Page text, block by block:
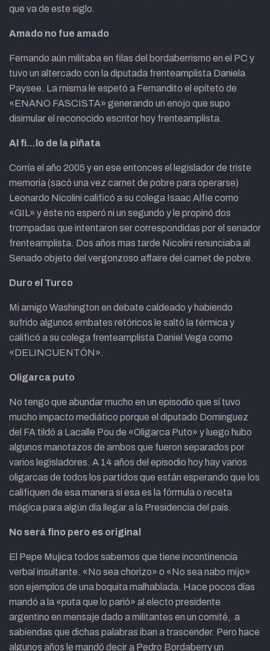
que va de este siglo.
Amado no fue amado
Fernando aún militaba en filas del bordaberrismo en el PC y
tuvo un altercado con la diputada frenteamplista Daniela
Paysee. La misma le espetó a Fernandito el epíteto de
«ENANO FASCISTA» generando un enojo que supo
disimular el reconocido escritor hoy frenteamplista.
Al fi…lo de la piñata
Corría el año 2005 y en ese entonces el legislador de triste
memoria (sacó una vez carnet de pobre para operarse)
Leonardo Nicolini calificó a su colega Isaac Alfie como
«GIL» y éste no esperó ni un segundo y le propinó dos
trompadas que intentaron ser correspondidas por el senador
frenteamplista. Dos años mas tarde Nicolini renunciaba al
Senado objeto del vergonzoso affaire del carnet de pobre.
Duro el Turco
Mi amigo Washington en debate caldeado y habiendo
sufrido algunos embates retóricos le saltó la térmica y
calificó a su colega frenteamplista Daniel Vega como
«DELINCUENTÓN».
Oligarca puto
No tengo que abundar mucho en un episodio que sí tuvo
mucho impacto mediático porque el diputado Dominguez
del FA tildó a Lacalle Pou de «Oligarca Puto» y luego hubo
algunos manotazos de ambos que fueron separados por
varios legisladores. A 14 años del episodio hoy hay varios
oligarcas de todos los partidos que están esperando que los
califiquen de esa manera si esa es la fórmula o receta
mágica para algún día llegar a la Presidencia del país.
No será fino pero es original
El Pepe Mujica todos sabemos que tiene incontinencia
verbal insultante. «No sea chorizo» o «No sea nabo mijo»
son ejemplos de una boquita malhablada. Hace pocos días
mandó a la «puta que lo parió» al electo presidente
argentino en mensaje dado a militantes en un comité, a
sabiendas que dichas palabras iban a trascender. Pero hace
algunos años le mandó decir a Pedro Bordaberry un